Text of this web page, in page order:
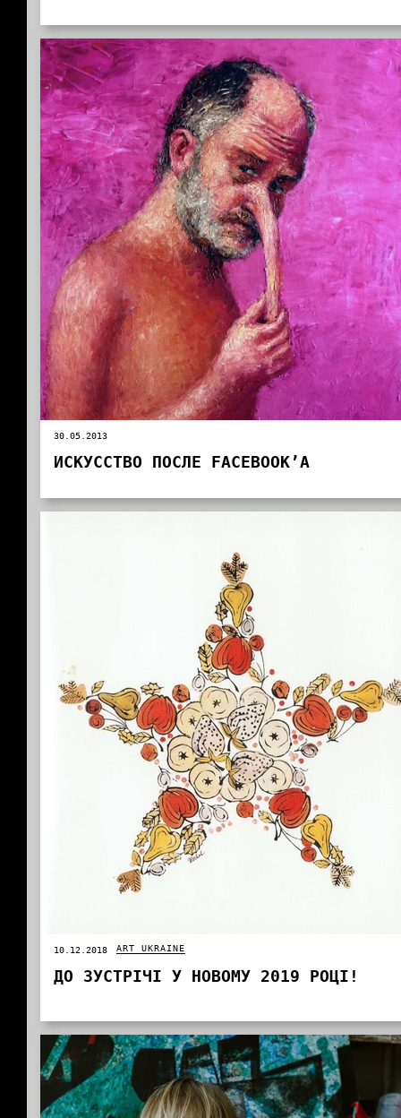
30.05.2013
ИСКУССТВО ПОСЛЕ FACEBOOK’A
10.12.2018 ART UKRAINE
ДО ЗУСТРІЧІ У НОВОМУ 2019 РОЦІ!